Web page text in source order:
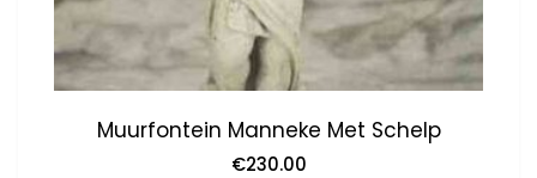
Muurfontein Manneke Met Schelp
€230.00